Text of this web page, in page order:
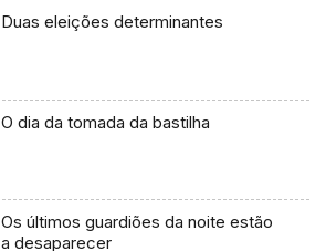
Duas eleições determinantes
O dia da tomada da bastilha
Os últimos guardiões da noite estão
a desaparecer